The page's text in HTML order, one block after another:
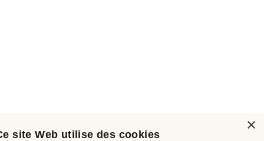
×
site Web utilise des cookies